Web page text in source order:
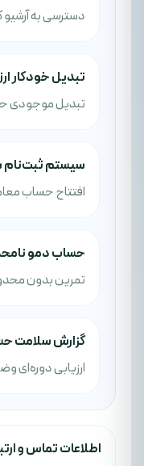
دسترسی به
تبدیل خودکار
تبدیل موجودی
سیستم ثبت‌نام
افتتاح حساب
حساب دمو
تمرین بدون
گزارش سلامت
ارزیابی دوره‌ای
اطلاعات تماس و